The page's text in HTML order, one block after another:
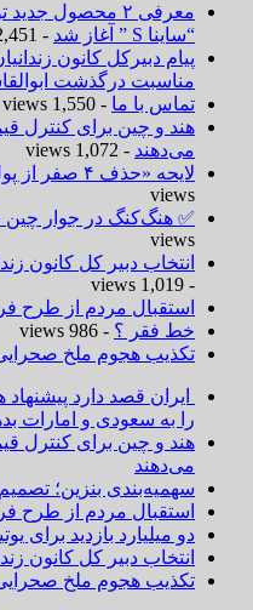
“ساینا S ” آغاز شد
- 2,451 views
پیام دبیرکل کانون
مناسبت درگذشت
تماس با ما - 1,550 views
هند و چین برای کنترل
می‌دهند - 1,072 views
لایحه «حذف ۴ صفر از پول ملی» به مجلس رفت
views
✅ هنگ‌کنگ در جوار چین
views
انتخاب دبیر کل کانون
- 1,019 views
استقبال مردم از طرح
خط فقر ؟ - 986 views
تکذیب هجوم ملخ
ایران قصد دارد
را به سعودی و امارات
هند و چین برای کنترل
می‌دهند
سهمیه‌بندی بنزین؛
استقبال مردم از طرح
دو میلیارد بازدید برای
انتخاب دبیر کل کانون
تکذیب هجوم ملخ